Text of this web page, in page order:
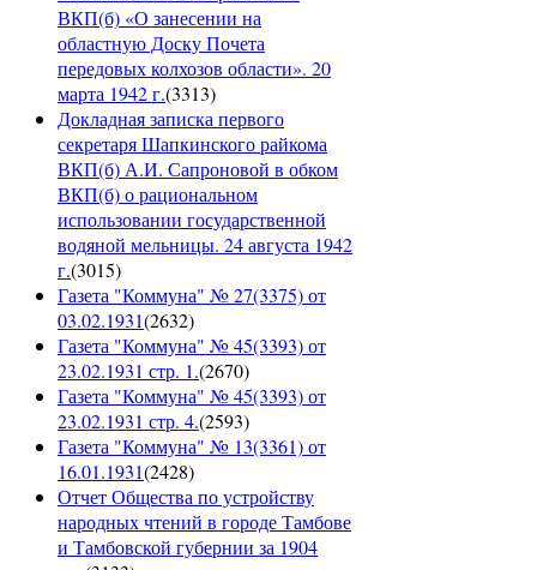
ВКП(б) «О занесении на
областную Доску Почета
передовых колхозов области». 20
марта 1942 г.(3313)
Докладная записка первого
секретаря Шапкинского райкома
ВКП(б) А.И. Сапроновой в обком
ВКП(б) о рациональном
использовании государственной
водяной мельницы. 24 августа 1942
г.(3015)
Газета "Коммуна" № 27(3375) от
03.02.1931(2632)
Газета "Коммуна" № 45(3393) от
23.02.1931 стр. 1.(2670)
Газета "Коммуна" № 45(3393) от
23.02.1931 стр. 4.(2593)
Газета "Коммуна" № 13(3361) от
16.01.1931(2428)
Отчет Общества по устройству
народных чтений в городе Тамбове
и Тамбовской губернии за 1904